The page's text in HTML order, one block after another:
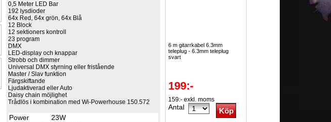
0,5 Meter LED Bar
192 lysdioder
64x Red, 64x grön, 64x Blå
12 Block
12 sektioners kontroll
23 program
DMX
LED-display och knappar
Strobb och dimmer
Universal DMX styrning eller fristående
Master / Slav funktion
Färgskiftande
Ljudaktiverad eller Auto
Daisy chain möjlighet
Trådlös i kombination med Wi-Powerhouse 150.572
Power
23W
6 m gitarrkabel 6.3mm
teleplug - 6.3mm teleplug
svart
199:-
159:- exkl. moms
Antal